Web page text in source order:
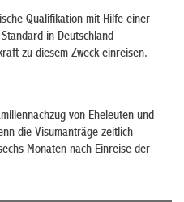
Qualifikation mit Hilfe einer
in Deutschland
zu diesem Zweck einreisen.
von Eheleuten und
die Visumanträge zeitlich
Monaten nach Einreise der